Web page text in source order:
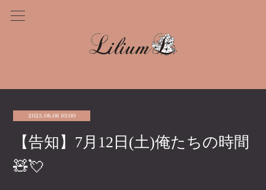
2025.06.06 10:00
【告知】7月12日(土)俺たちの時間
🧸💘